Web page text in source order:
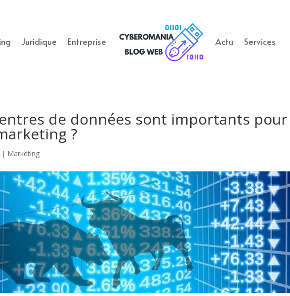
Juridique Entreprise Actu Services
de données sont importants pour
?
| Marketing